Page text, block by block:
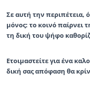
Σε αυτή την περιπέτεια,
μόνος: το κοινό παίρνει
τη δική του ψήφο
Ετοιμαστείτε για ένα
δική σας απόφαση θα